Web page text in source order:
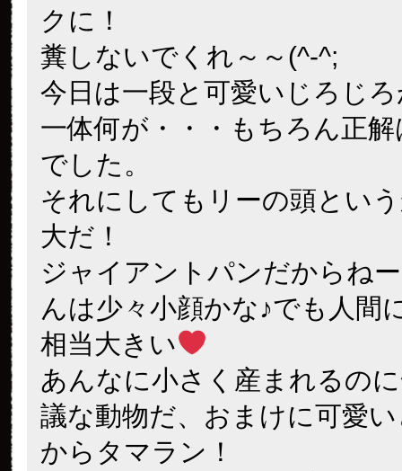
クに！
糞しないでくれ～～(^-^;
今日は一段と可愛いじろじ
一体何が・・・もちろん正
でした。
それにしてもリーの頭とい
大だ！
ジャイアントパンだからね
んは少々小顔かな♪でも人間
相当大きい
あんなに小さく産まれるの
議な動物だ、おまけに可愛
からタマラン！